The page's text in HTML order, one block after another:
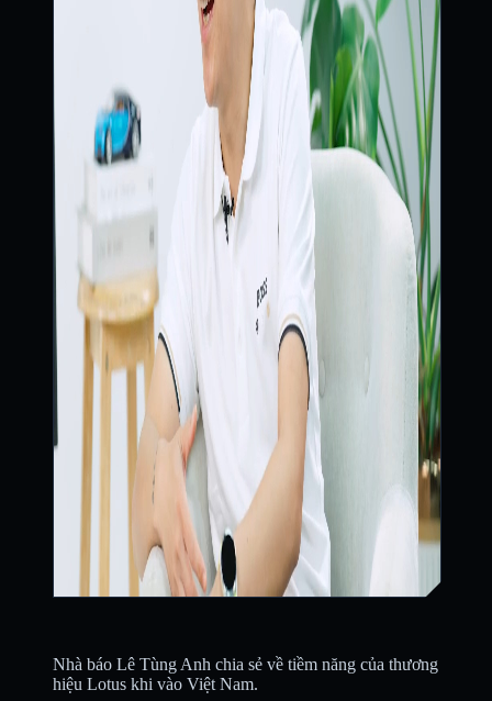
Nhà báo Lê Tùng Anh chia sẻ về tiềm năng của thương
hiệu Lotus khi vào Việt Nam.